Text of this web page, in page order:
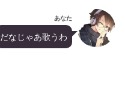
あなた
だなじゃあ歌うわ